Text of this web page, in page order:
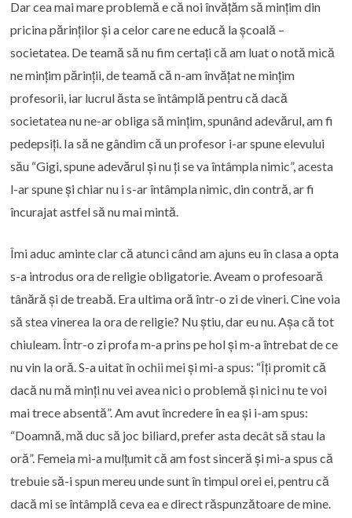
Dar cea mai mare problemă e că noi învățăm să mințim din
pricina părinților și a celor care ne educă la școală –
societatea. De teamă să nu fim certați că am luat o notă mică
ne mințim părinții, de teamă că n-am învățat ne mințim
profesorii, iar lucrul ăsta se întâmplă pentru că dacă
societatea nu ne-ar obliga să mințim, spunând adevărul, am fi
pedepsiți. Ia să ne gândim că un profesor i-ar spune elevului
său “Gigi, spune adevărul și nu ți se va întâmpla nimic”, acesta
l-ar spune și chiar nu i s-ar întâmpla nimic, din contră, ar fi
încurajat astfel să nu mai mintă.
Îmi aduc aminte clar că atunci când am ajuns eu în clasa a opta
s-a introdus ora de religie obligatorie. Aveam o profesoară
tânără și de treabă. Era ultima oră într-o zi de vineri. Cine voia
să stea vinerea la ora de religie? Nu știu, dar eu nu. Așa că tot
chiuleam. Într-o zi profa m-a prins pe hol și m-a întrebat de ce
nu vin la oră. S-a uitat în ochii mei și mi-a spus: “Îți promit că
dacă nu mă minți nu vei avea nici o problemă și nici nu te voi
mai trece absentă”. Am avut încredere în ea și i-am spus:
“Doamnă, mă duc să joc biliard, prefer asta decât să stau la
oră”. Femeia mi-a mulțumit că am fost sinceră și mi-a spus că
trebuie să-i spun mereu unde sunt în timpul orei ei, pentru că
dacă mi se întâmplă ceva ea e direct răspunzătoare de mine.